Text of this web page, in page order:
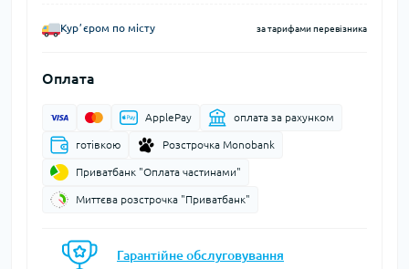
Курʼєром по місту за тарифами перевізника
Оплата
ApplePay оплата за рахунком
готівкою Розстрочка Monobank
Приватбанк "Оплата частинами"
Миттєва розстрочка "Приватбанк"
Гарантійне обслуговування